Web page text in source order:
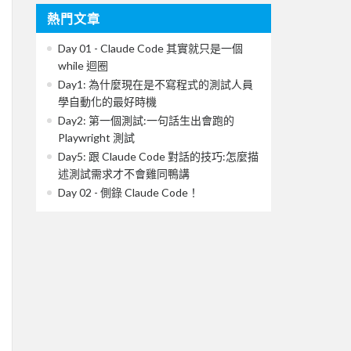
熱門文章
Day 01 - Claude Code 其實就只是一個
while 迴圈
Day1: 為什麼現在是不寫程式的測試人員
學自動化的最好時機
Day2: 第一個測試:一句話生出會跑的
Playwright 測試
Day5: 跟 Claude Code 對話的技巧:怎麼描
述測試需求才不會雞同鴨講
Day 02 - 側錄 Claude Code！